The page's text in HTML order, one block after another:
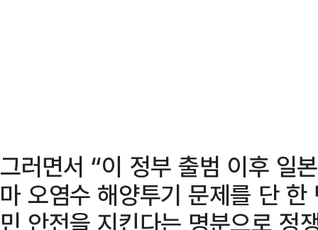
그러면서 “이 정부 출범 이후 일
마 오염수 해양투기 문제를 단
민 안전을 지킨다는 명분으로 정